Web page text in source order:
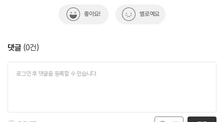
좋아요! 별로예요
댓글 (0건)